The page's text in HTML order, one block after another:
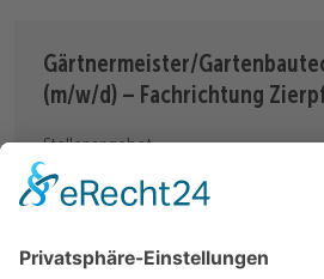
Gärtnermeister/
(m/w/d) – Fachrichtung
Stellenangebot